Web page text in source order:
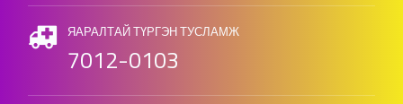
ЯАРАЛТАЙ ТҮРГЭН ТУСЛАМЖ
7012-0103